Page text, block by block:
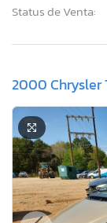
Status de Venta:
2000 Chrysler